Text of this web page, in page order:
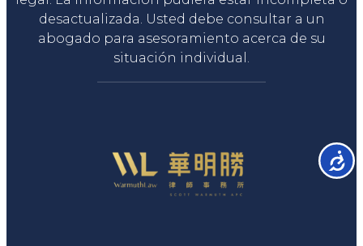
desactualizada. Usted debe consultar a un
abogado para asesoramiento acerca de su
situación individual.